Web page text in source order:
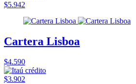
$5.942
Cartera Lisboa
$4.590
$3.902